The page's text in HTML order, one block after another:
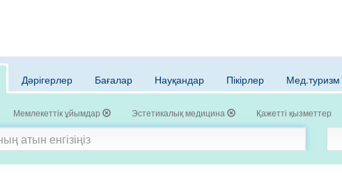
Дәрігерлер Бағалар Науқандар Пікірлер Мед.туризм
Мемлекеттік ұйымдар Эстетикалық медицина Қажетті қызметтер